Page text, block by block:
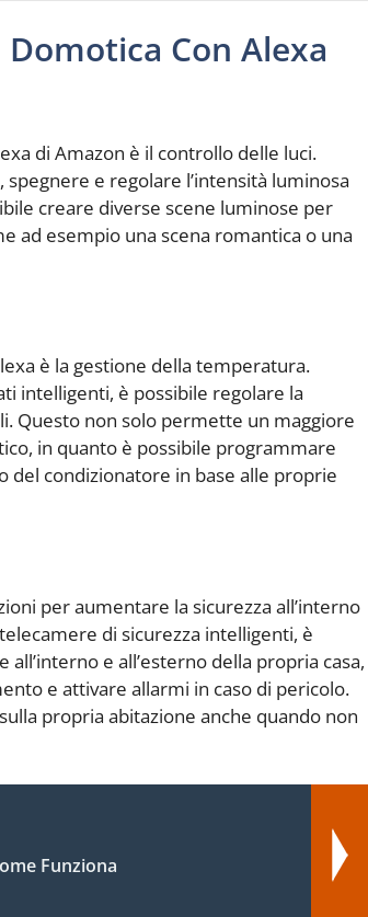
Con Alexa
di Amazon è il controllo delle luci.
spegnere e regolare l’intensità luminosa
creare diverse scene luminose per
ad esempio una scena romantica o una
è la gestione della temperatura.
intelligenti, è possibile regolare la
Questo non solo permette un maggiore
in quanto è possibile programmare
del condizionatore in base alle proprie
per aumentare la sicurezza all’interno
di sicurezza intelligenti, è
e all’esterno della propria casa,
e attivare allarmi in caso di pericolo.
propria abitazione anche quando non
Funziona